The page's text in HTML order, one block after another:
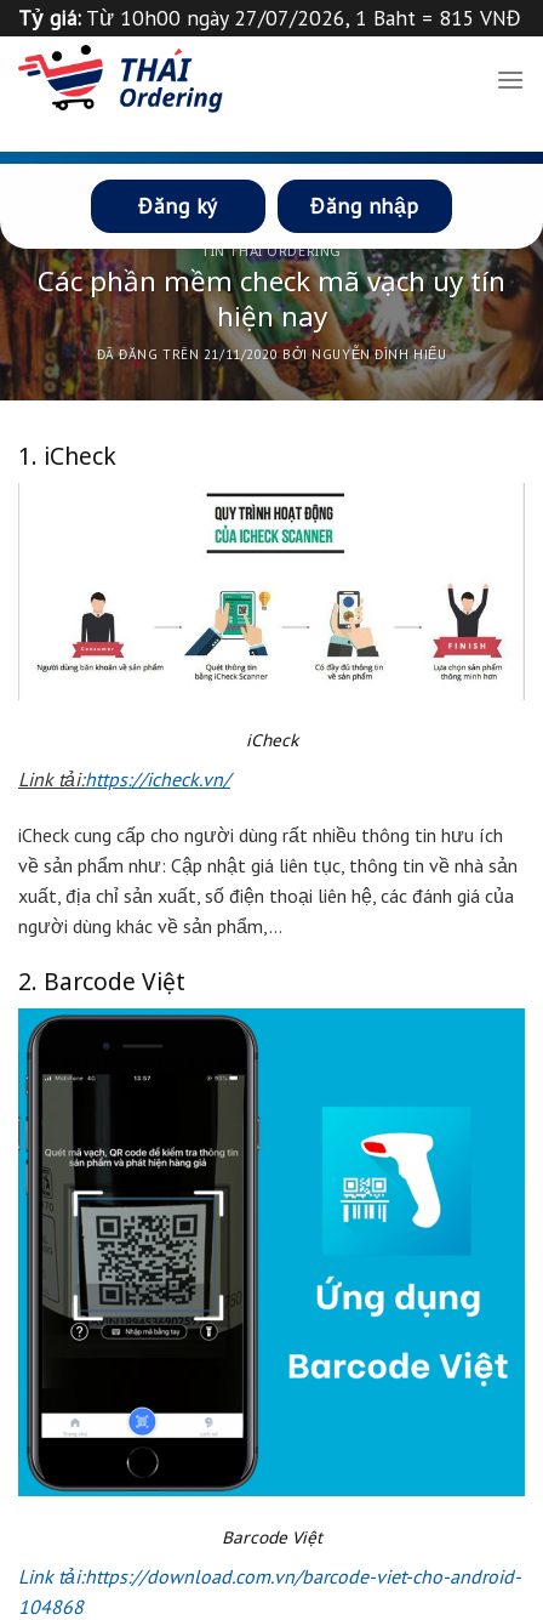
Chuyển
nội
Tỷ giá: Từ 10h00 ngày 27/07/2026, 1 Baht = 815 VNĐ
Tỉ giá 1 ฿=
Đăng ký Đăng nhập
TIN THÁI ORDERING
Các phần mềm check mã vạch uy tín
hiện nay
ĐÃ ĐĂNG TRÊN 21/11/2020 BỞINGUYỄN ĐÌNH HIẾU
1. iCheck
iCheck
Link tải:https://icheck.vn/
iCheck cung cấp cho người dùng rất nhiều thông tin hưu ích
về sản phẩm như: Cập nhật giá liên tục, thông tin về nhà sản
xuất, địa chỉ sản xuất, số điện thoại liên hệ, các đánh giá của
người dùng khác về sản phẩm,…
2. Barcode Việt
Barcode Việt
Link tải:https://download.com.vn/barcode-viet-cho-android-
104868